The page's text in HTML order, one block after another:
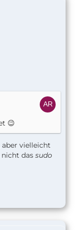
😉
aber vielleicht
nicht das sudo